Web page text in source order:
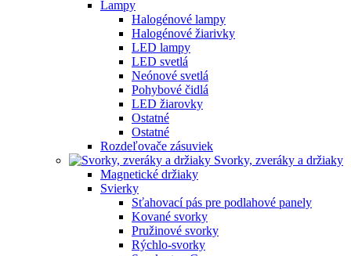
Lampy
Halogénové lampy
Halogénové žiarivky
LED lampy
LED svetlá
Neónové svetlá
Pohybové čidlá
LED žiarovky
Ostatné
Ostatné
Rozdeľovače zásuviek
Svorky, zveráky a držiaky
Magnetické držiaky
Svierky
Sťahovací pás pre podlahové panely
Kované svorky
Pružinové svorky
Rýchlo-svorky